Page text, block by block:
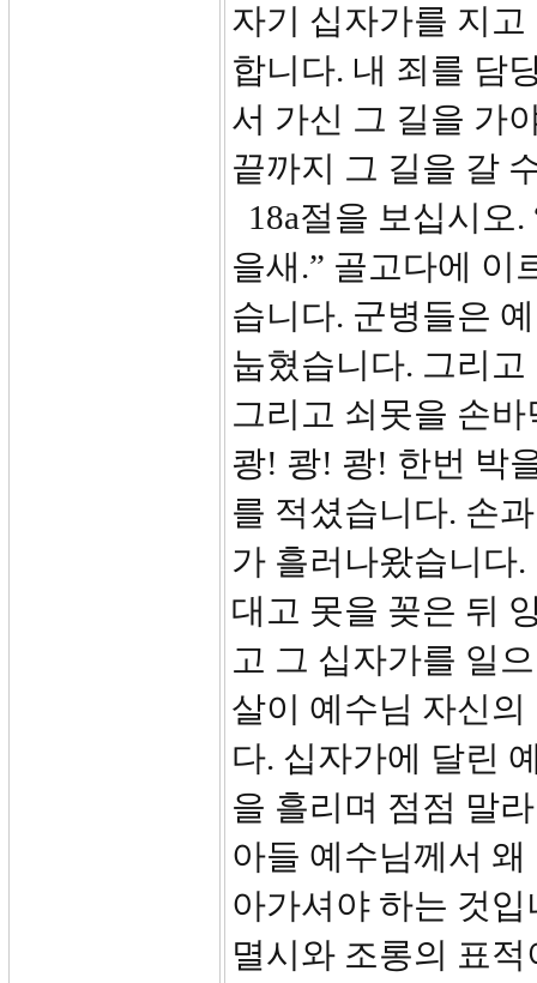
자기 십자가를 지
합니다. 내 죄를 담
서 가신 그 길을 가
끝까지 그 길을 갈
18a절을 보십시오
을새.” 골고다에 이
습니다. 군병들은
눕혔습니다. 그리
그리고 쇠못을 손
쾅! 쾅! 쾅! 한번 박
를 적셨습니다. 손
가 흘러나왔습니다
대고 못을 꽂은 뒤
고 그 십자가를 일
살이 예수님 자신
다. 십자가에 달린
을 흘리며 점점 말
아들 예수님께서
아가셔야 하는 것
멸시와 조롱의 표